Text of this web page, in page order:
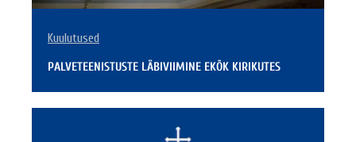
Kuulutused
PALVETEENISTUSTE LÄBIVIIMINE EKÕK KIRIKUTES